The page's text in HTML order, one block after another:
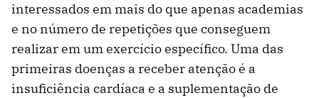
interessados ​​em mais do que apenas academias
e no número de repetições que conseguem
realizar em um exercício específico. Uma das
primeiras doenças a receber atenção é a
insuficiência cardíaca e a suplementação de